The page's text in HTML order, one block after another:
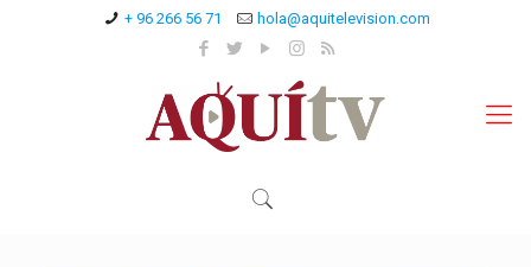
+ 96 266 56 71 hola@aquitelevision.com